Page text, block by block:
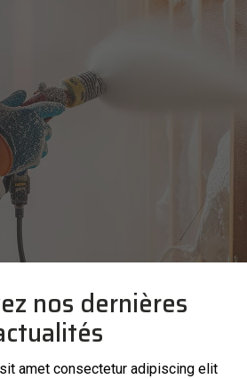
nos dernières
amet consectetur adipiscing elit